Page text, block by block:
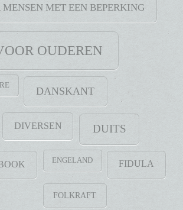
MET EEN BEPERKING
OUDEREN
DANSKANT
DIVERSEN DUITS
ENGELAND FIDULA
FOLKRAFT